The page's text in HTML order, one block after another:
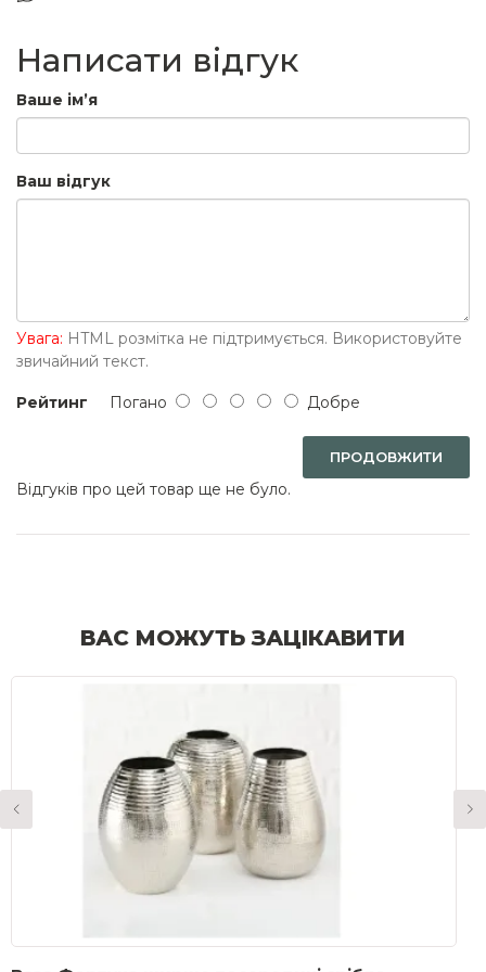
Написати відгук
Ваше ім’я
Ваш відгук
Увага: HTML розмітка не підтримується. Використовуйте
звичайний текст.
Рейтинг Погано Добре
ПРОДОВЖИТИ
Відгуків про цей товар ще не було.
ВАС МОЖУТЬ ЗАЦІКАВИТИ